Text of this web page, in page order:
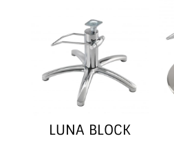
LUNA BLOCK